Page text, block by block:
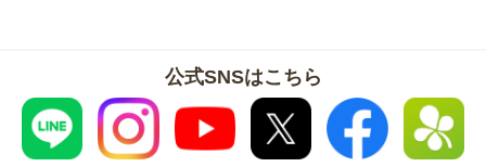
公式SNSはこちら